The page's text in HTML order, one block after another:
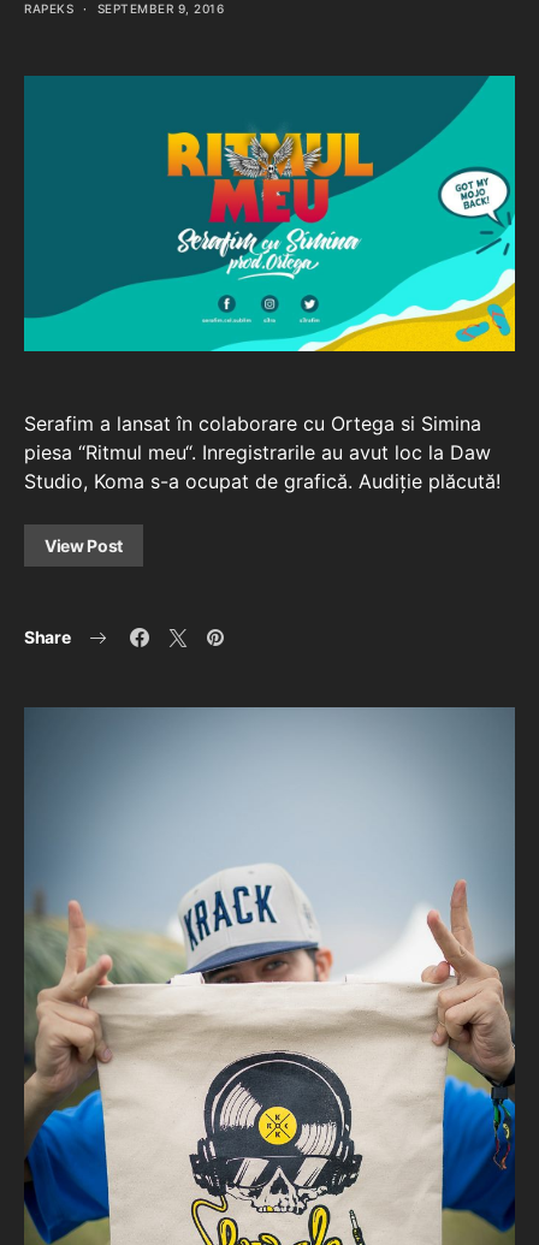
RAPEKS SEPTEMBER 9, 2016
Serafim a lansat în colaborare cu Ortega si Simina
piesa “Ritmul meu“. Inregistrarile au avut loc la Daw
Studio, Koma s-a ocupat de grafică. Audiție plăcută!
View Post
Share